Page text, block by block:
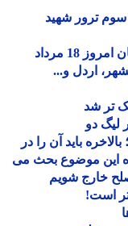
ترور شهید
جدول قطعی برق شهرکرد، بروجن و لردگان امروز 18 مرداد
اردل و...
شد
دو
باید آن را در
این موضوع بحث می
خارج شویم